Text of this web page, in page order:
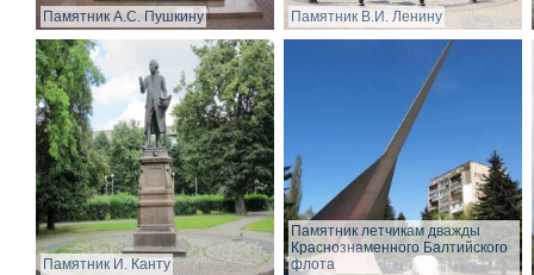
Памятник А.С. Пушкину Памятник В.И. Ленину
Памятник И. Канту
Памятник летчикам дважды
Краснознаменного Балтийского
флота